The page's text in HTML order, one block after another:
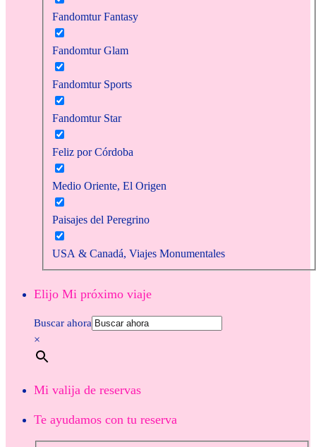
Fandomtur Fantasy
Fandomtur Glam
Fandomtur Sports
Fandomtur Star
Feliz por Córdoba
Medio Oriente, El Origen
Paisajes del Peregrino
USA & Canadá, Viajes Monumentales
Elijo Mi próximo viaje
Buscar ahora
×
Mi valija de reservas
Te ayudamos con tu reserva